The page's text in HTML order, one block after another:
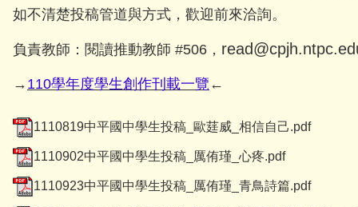
如不清楚投稿管道與方式，歡迎前來洽詢。
負責教師：閱讀推動教師 #506，
→ 110學年度學生創作刊載一覽 ←
1110819中平國中學生投稿_歐莛威_相信自己.pdf
1110902中平國中學生投稿_厲侑瑾_心疼.pdf
1110923中平國中學生投稿_厲侑瑾_青鳥詩篇.pdf